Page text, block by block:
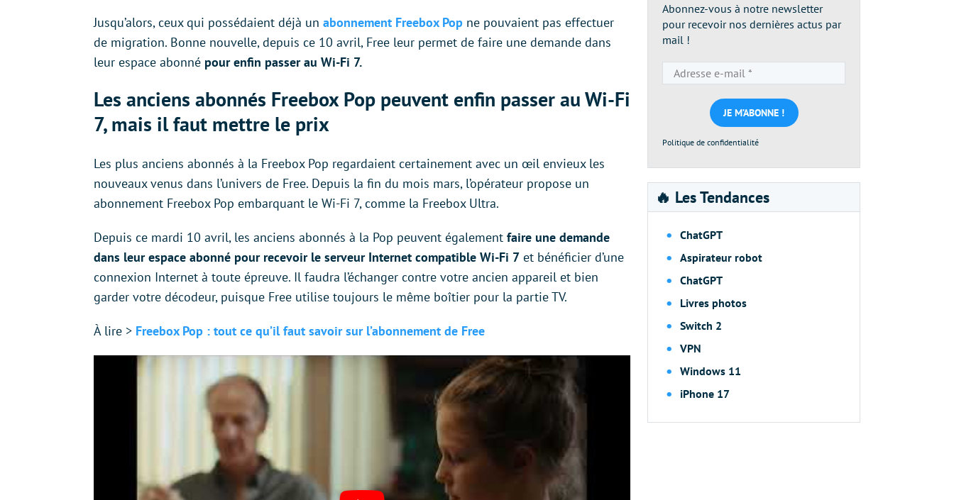
Jusqu’alors, ceux qui possédaient déjà un abonnement Freebox Pop ne pouvaient pas effectuer
de migration. Bonne nouvelle, depuis ce 10 avril, Free leur permet de faire une demande dans
leur espace abonné pour enfin passer au Wi-Fi 7.
Les anciens abonnés Freebox Pop peuvent enfin passer au Wi-Fi
7, mais il faut mettre le prix
Les plus anciens abonnés à la Freebox Pop regardaient certainement avec un œil envieux les
nouveaux venus dans l’univers de Free. Depuis la fin du mois mars, l’opérateur propose un
abonnement Freebox Pop embarquant le Wi-Fi 7, comme la Freebox Ultra.
Depuis ce mardi 10 avril, les anciens abonnés à la Pop peuvent également faire une demande
dans leur espace abonné pour recevoir le serveur Internet compatible Wi-Fi 7 et bénéficier d’une
connexion Internet à toute épreuve. Il faudra l’échanger contre votre ancien appareil et bien
garder votre décodeur, puisque Free utilise toujours le même boîtier pour la partie TV.
À lire > Freebox Pop : tout ce qu’il faut savoir sur l’abonnement de Free
Abonnez-vous à notre newsletter
pour recevoir nos dernières actus par
mail !
e-
mail
*
Politique de confidentialité
🔥 Les Tendances
ChatGPT
Aspirateur robot
ChatGPT
Livres photos
Switch 2
VPN
Windows 11
iPhone 17